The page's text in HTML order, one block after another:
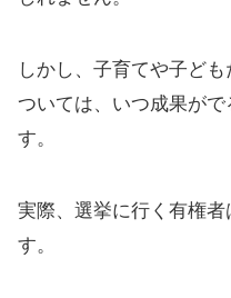
しかし、子育てや子ど
ついては、いつ成果が
す。
実際、選挙に行く有権
す。